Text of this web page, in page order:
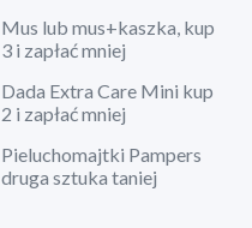
Mus lub mus+kaszka, kup
3 i zapłać mniej
Dada Extra Care Mini kup
2 i zapłać mniej
Pieluchomajtki Pampers
druga sztuka taniej